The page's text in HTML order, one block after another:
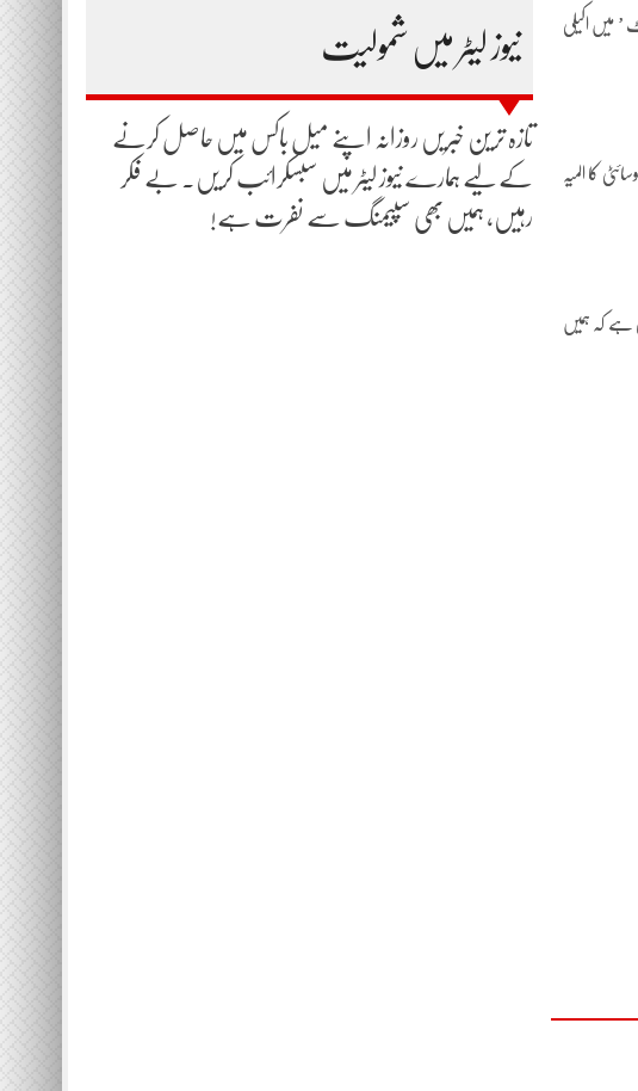
نیوز لیٹر میں شمولیت
تازہ ترین خبریں روزانہ اپنے میل باکس میں حاصل کرنے
کے لیے ہمارے نیوز لیٹر میں سبسکرائب کریں۔ بے فکر
رہیں، ہمیں بھی سپیمنگ سے نفرت ہے!
میں اکیلی
کا المیہ
ہے کہ ہمیں